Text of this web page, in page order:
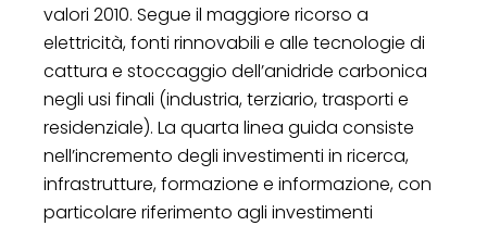
valori 2010. Segue il maggiore ricorso a
elettricità, fonti rinnovabili e alle tecnologie di
cattura e stoccaggio dell’anidride carbonica
negli usi finali (industria, terziario, trasporti e
residenziale). La quarta linea guida consiste
nell’incremento degli investimenti in ricerca,
infrastrutture, formazione e informazione, con
particolare riferimento agli investimenti